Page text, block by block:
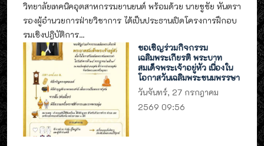
วิทยาลัยเทคนิคอุตสาหกรรมยานยนต์ พร้อมด้วย นายชูชัย หันตรา
รองผู้อำนวยการฝ่ายวิชาการ ได้เป็นประธานเปิดโครงการฝึกอบ
รมเชิงปฎิบัติการ...
ขอเชิญร่วมกิจกรรม
เฉลิมพระเกียรติ พระบาท
สมเด็จพระเจ้าอยู่หัว เนื่องใน
โอกาสวันเฉลิมพระชนมพรรษา
วันจันทร์, 27 กรกฎาคม
2569 09:56